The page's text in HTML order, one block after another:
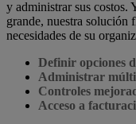
y administrar sus costos.
grande, nuestra solución
necesidades de su
Definir opciones
Administrar
Controles
Acceso a